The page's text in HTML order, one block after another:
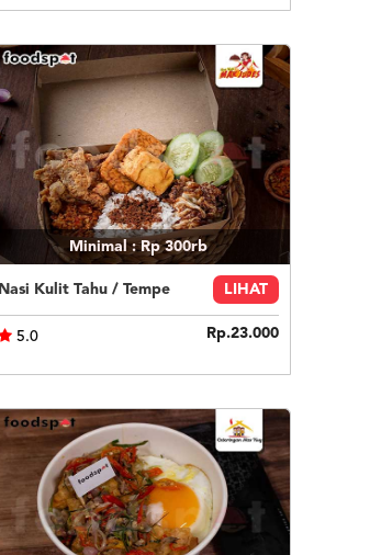
Minimal : Rp 300rb
Nasi Kulit Tahu / Tempe LIHAT
5.0 Rp.23.000